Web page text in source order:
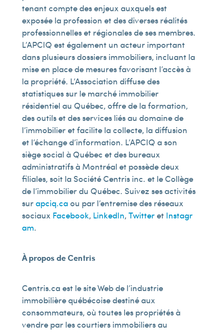
tenant compte des enjeux auxquels est
exposée la profession et des diverses réalités
professionnelles et régionales de ses membres.
L’APCIQ est également un acteur important
dans plusieurs dossiers immobiliers, incluant la
mise en place de mesures favorisant l’accès à
la propriété. L’Association diffuse des
statistiques sur le marché immobilier
résidentiel au Québec, offre de la formation,
des outils et des services liés au domaine de
l’immobilier et facilite la collecte, la diffusion
et l’échange d’information. L’APCIQ a son
siège social à Québec et des bureaux
administratifs à Montréal et possède deux
filiales, soit la Société Centris inc. et le Collège
de l’immobilier du Québec. Suivez ses activités
surapciq.caou par l’entremise des réseaux
sociaux Facebook, LinkedIn, Twitteret Instagr
am.
À propos de Centris
Centris.ca est le site Web de l’industrie
immobilière québécoise destiné aux
consommateurs, où toutes les propriétés à
vendre par les courtiers immobiliers au